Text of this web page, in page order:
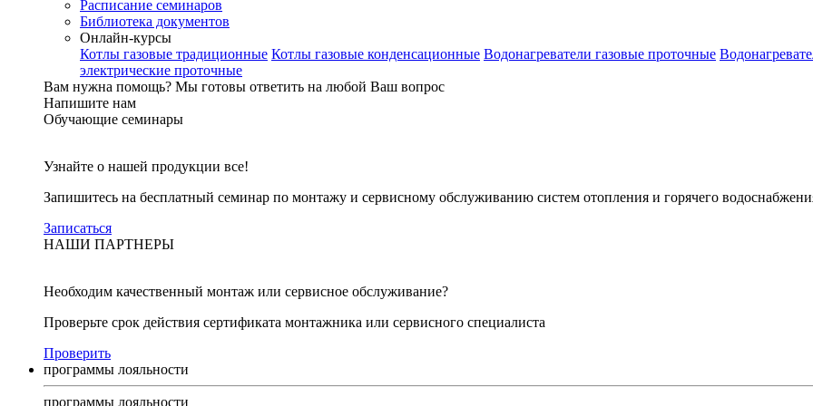
Расписание семинаров
Библиотека документов
Онлайн-курсы
Котлы газовые традиционные Котлы газовые конденсационные Водонагреватели газовые проточные
электрические проточные
Вам нужна помощь? Мы готовы ответить на любой Ваш вопрос
Напишите нам
Обучающие семинары
Узнайте о нашей продукции все!
Запишитесь на бесплатный семинар по монтажу и сервисному обслуживанию систем отопления и горячего
Записаться
НАШИ ПАРТНЕРЫ
Необходим качественный монтаж или сервисное обслуживание?
Проверьте срок действия сертификата монтажника или сервисного специалиста
Проверить
программы лояльности
программы лояльности